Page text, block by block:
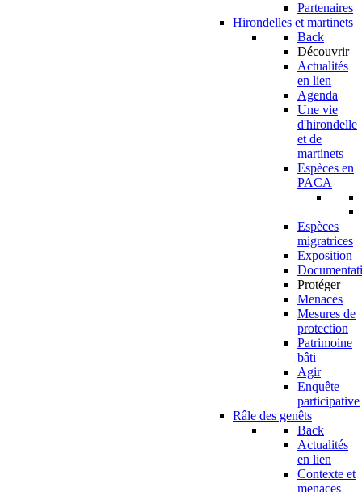
Partenaires
Hirondelles et martinets
Back
Découvrir
Actualités
en lien
Agenda
Une vie
d'hirondelle
et de
martinets
Espèces en
PACA
Espèces
migratrices
Exposition
Protéger
Menaces
Mesures de
protection
Patrimoine
bâti
Agir
Enquête
participative
Râle des genêts
Back
Actualités
en lien
Contexte et
menaces